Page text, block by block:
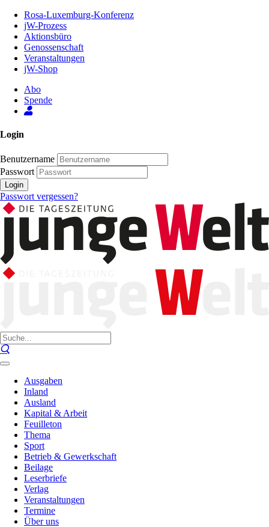
Inhalt
Seite
Rosa-Luxemburg-Konferenz
jW-Prozess
Aktionsbüro
Genossenschaft
Veranstaltungen
jW-Shop
Abo
Spende
Login
Benutzername
Passwort
Login
Passwort vergessen?
Ausgaben
Inland
Ausland
Kapital & Arbeit
Feuilleton
Thema
Sport
Betrieb & Gewerkschaft
Beilage
Leserbriefe
Verlag
Veranstaltungen
Termine
Über uns